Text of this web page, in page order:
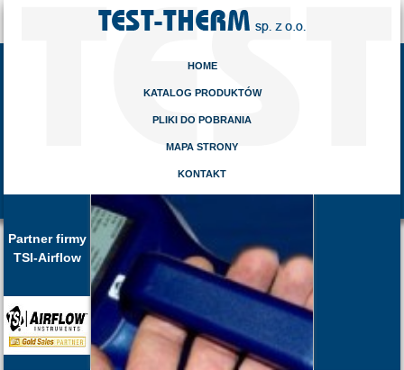
HOME
KATALOG PRODUKTÓW
PLIKI DO POBRANIA
MAPA STRONY
KONTAKT
Partner firmy
TSI-Airflow